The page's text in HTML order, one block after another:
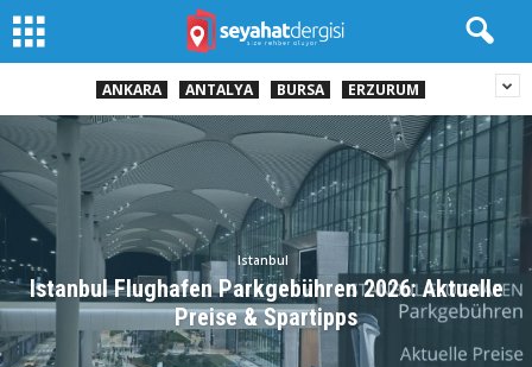
ANKARA ANTALYA BURSA ERZURUM
Istanbul
Istanbul Flughafen Parkgebühren 2026: Aktuelle
Preise & Spartipps